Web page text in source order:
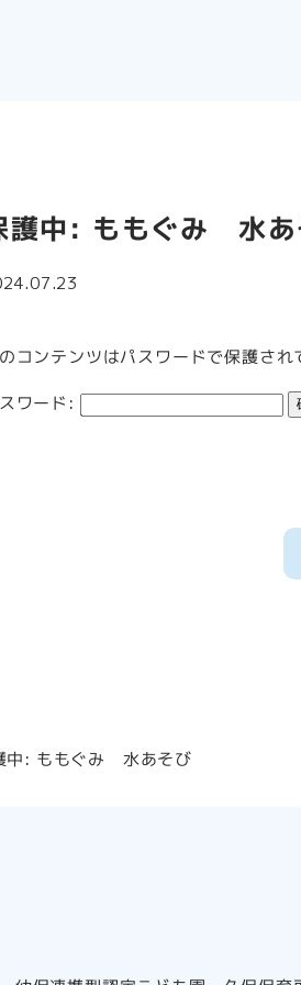
護中: ももぐみ 水あ
コンテンツはパスワードで保護さ
ワード:
中: ももぐみ 水あそび